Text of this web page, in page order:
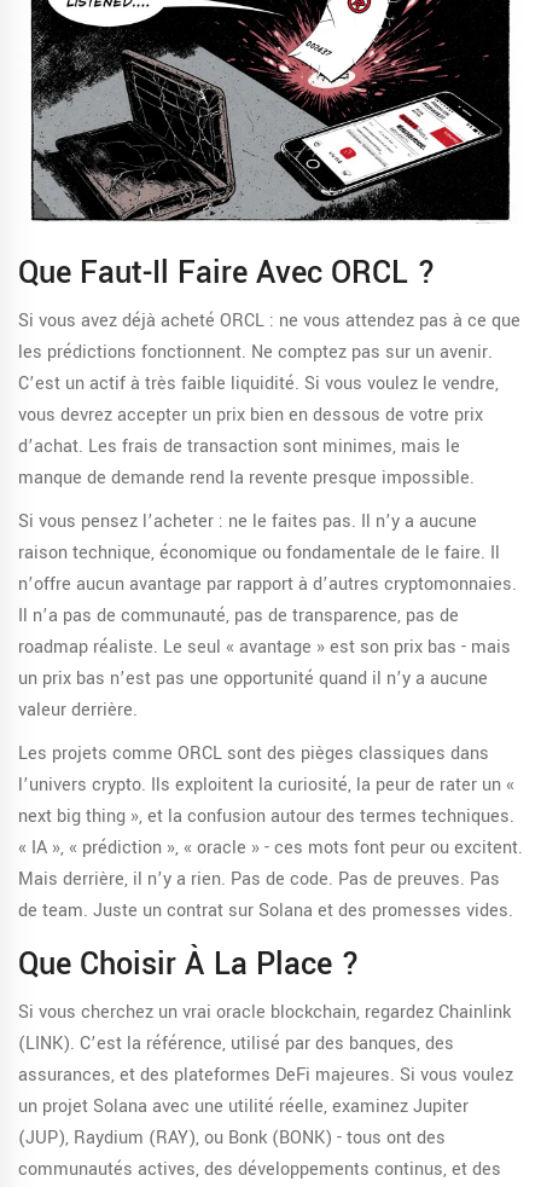
Que Faut-Il Faire Avec ORCL ?
Si vous avez déjà acheté ORCL : ne vous attendez pas à ce que
les prédictions fonctionnent. Ne comptez pas sur un avenir.
C’est un actif à très faible liquidité. Si vous voulez le vendre,
vous devrez accepter un prix bien en dessous de votre prix
d’achat. Les frais de transaction sont minimes, mais le
manque de demande rend la revente presque impossible.
Si vous pensez l’acheter : ne le faites pas. Il n’y a aucune
raison technique, économique ou fondamentale de le faire. Il
n’offre aucun avantage par rapport à d’autres cryptomonnaies.
Il n’a pas de communauté, pas de transparence, pas de
roadmap réaliste. Le seul « avantage » est son prix bas - mais
un prix bas n’est pas une opportunité quand il n’y a aucune
valeur derrière.
Les projets comme ORCL sont des pièges classiques dans
l’univers crypto. Ils exploitent la curiosité, la peur de rater un «
next big thing », et la confusion autour des termes techniques.
« IA », « prédiction », « oracle » - ces mots font peur ou excitent.
Mais derrière, il n’y a rien. Pas de code. Pas de preuves. Pas
de team. Juste un contrat sur Solana et des promesses vides.
Que Choisir À La Place ?
Si vous cherchez un vrai oracle blockchain, regardez Chainlink
(LINK). C’est la référence, utilisé par des banques, des
assurances, et des plateformes DeFi majeures. Si vous voulez
un projet Solana avec une utilité réelle, examinez Jupiter
(JUP), Raydium (RAY), ou Bonk (BONK) - tous ont des
communautés actives, des développements continus, et des